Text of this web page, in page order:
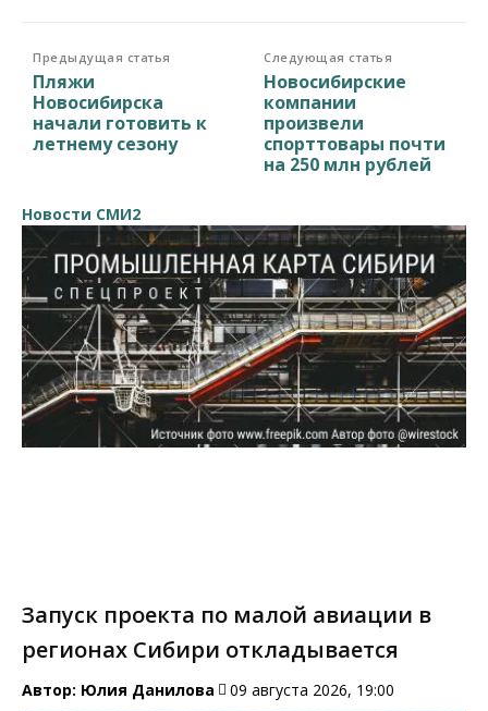
Предыдущая статья
Пляжи
Новосибирска
начали готовить к
летнему сезону
Следующая статья
Новосибирские
компании
произвели
спорттовары почти
на 250 млн рублей
Новости СМИ2
Запуск проекта по малой авиации в
регионах Сибири откладывается
Автор: Юлия Данилова 09 августа 2026, 19:00